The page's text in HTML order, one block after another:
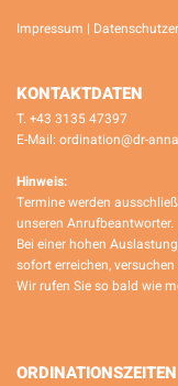
Impressum |
KONTAKTDATEN
T. +43 3135 47397
E-Mail: ordination@dr-
Hinweis:
Termine werden
unseren Anrufbeantworter.
Bei einer hohen
sofort erreichen,
Wir rufen Sie so bald wie
ORDINATIONSZEITEN